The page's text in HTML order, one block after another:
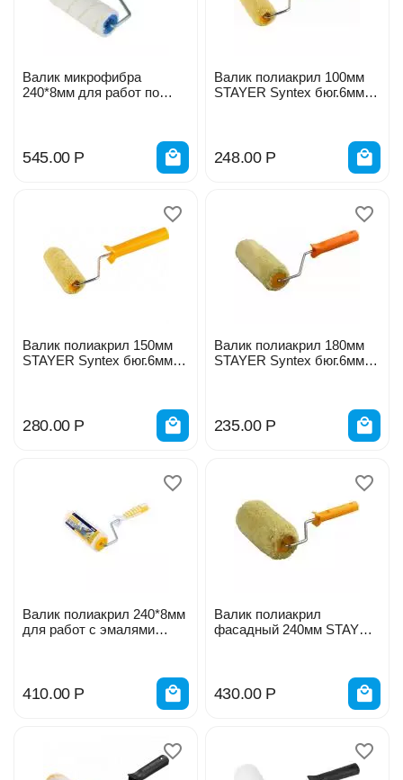
Валик микрофибра
240*8мм для работ по
545.00 Р
Валик полиакрил 100мм
STAYER Syntex бюг.6мм
248.00 Р
Валик полиакрил 150мм
STAYER Syntex бюг.6мм
280.00 Р
Валик полиакрил 180мм
STAYER Syntex бюг.6мм
235.00 Р
Валик полиакрил 240*8мм
для работ с эмалями
410.00 Р
Валик полиакрил
фасадный 240мм STAYER
430.00 Р